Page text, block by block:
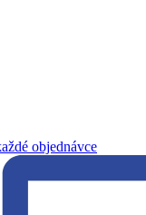
objednávce